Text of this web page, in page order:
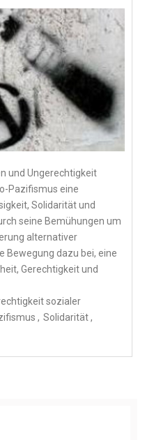
und Ungerechtigkeit
Pazifismus eine
Solidarität und
seine Bemühungen um
alternativer
Bewegung dazu bei, eine
Gerechtigkeit und
sozialer
Solidarität